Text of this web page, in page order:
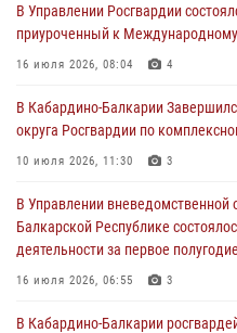
Управление Росгвардии по
информирует
В Кабардино-Балкарии нештатные
Росгвардии отработали
В Управлении Росгвардии
приуроченный к
16 июля 2026, 08:04 4
В Кабардино-Балкарии
округа Росгвардии по
10 июля 2026, 11:30 3
В Управлении
Балкарской Республике
деятельности за первое полугодие
16 июля 2026, 06:55 3
В Кабардино-Балкарии